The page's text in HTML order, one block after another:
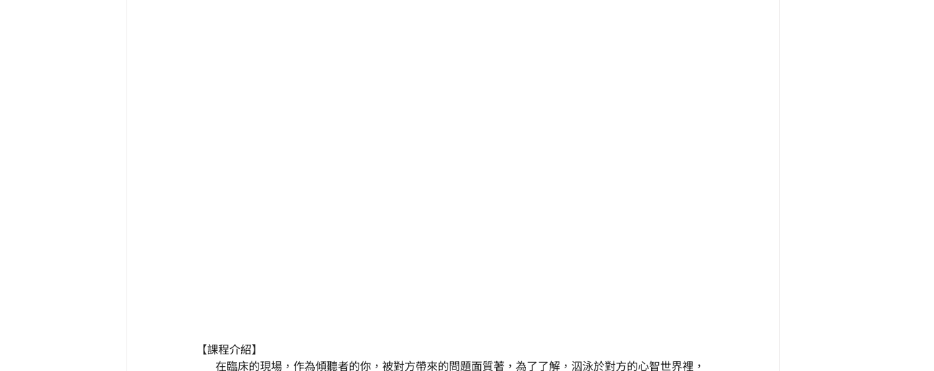
【課程介紹】
在臨床的現場，作為傾聽者的你，被對方帶來的問題面質著，為了了解，泅泳於對方的心智世界裡，